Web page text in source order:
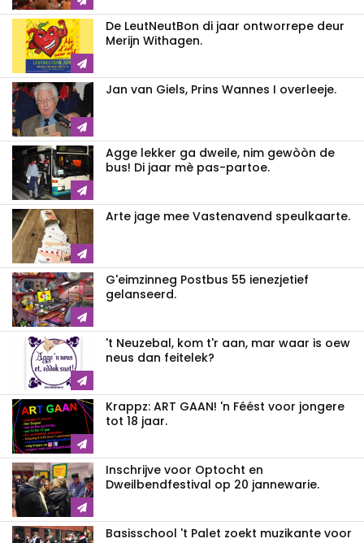
De LeutNeutBon di jaar ontworrepe deur
Merijn Withagen.
Jan van Giels, Prins Wannes I overleeje.
Agge lekker ga dweile, nim gewòòn de
bus! Di jaar mè pas-partoe.
Arte jage mee Vastenavend speulkaarte.
G'eimzinneg Postbus 55 ienezjetief
gelanseerd.
't Neuzebal, kom t'r aan, mar waar is oew
neus dan feitelek?
Krappz: ART GAAN! 'n Féést voor jongere
tot 18 jaar.
Inschrijve voor Optocht en
Dweilbendfestival op 20 jannewarie.
Basisschool 't Palet zoekt muzikante voor